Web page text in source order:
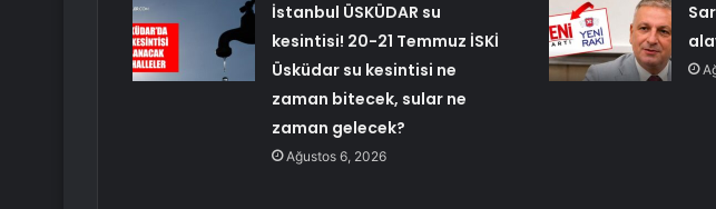
İstanbul ÜSKÜDAR su
kesintisi! 20-21 Temmuz İSKİ
Üsküdar su kesintisi ne
zaman bitecek, sular ne
zaman gelecek?
Ağustos 6, 2026